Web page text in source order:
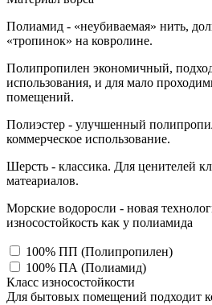
Полиамид - «неубиваемая» нить,
«тропинок» на ковролине.
Полипропилен экономичный,
использования, и для мало
помещений.
Полиэстер - улучшенный
коммерческое использование.
Шерсть - классика. Для ценителей
матеариалов.
Морские водоросли - новая
износостойкость как у полиамида
100% ПП (Полипропилен)
100% ПА (Полиамид)
Класс износостойкости
Для бытовых помещений подходит